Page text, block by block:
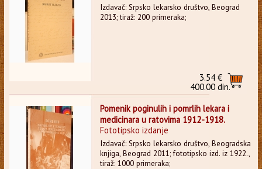
Izdavač: Srpsko lekarsko društvo, Beograd
2013; tiraž: 200 primeraka;
3.54 €
400.00 din.
Pomenik poginulih i pomrlih lekara i
medicinara u ratovima 1912-1918.
Fototipsko izdanje
Izdavač: Srpsko lekarsko društvo, Beogradska
knjiga, Beograd 2011; fototipsko izd. iz 1922.,
tiraž: 1000 primeraka;